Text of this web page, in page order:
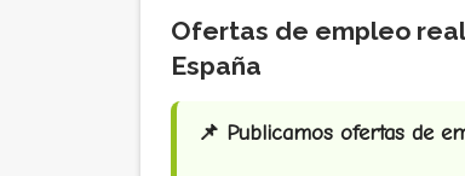
Ofertas de empleo
España
📌 Publicamos ofertas de